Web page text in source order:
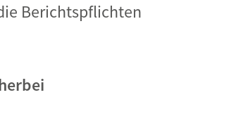
Berichtspflichten